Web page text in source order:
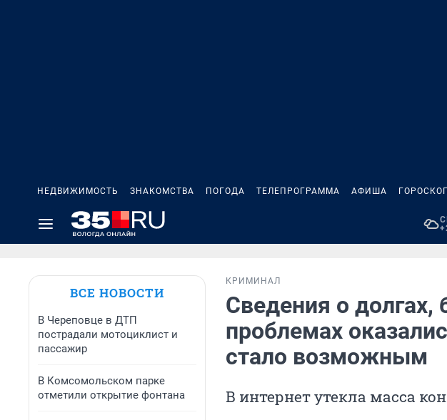
НЕДВИЖИМОСТЬ ЗНАКОМСТВА ПОГОДА ТЕЛЕПРОГРАММА АФИША ГОРОСКОП
ВСЕ НОВОСТИ
В Череповце в ДТП
пострадали мотоциклист и
пассажир
В Комсомольском парке
отметили открытие фонтана
КРИМИНАЛ
Сведения о долгах,
проблемах
стало возможным
В интернет утекла масса